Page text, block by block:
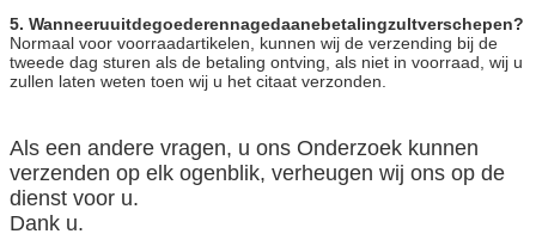
5. Wanneeruuitdegoederennagedaanebetalingzultverschepen?
Normaal voor voorraadartikelen, kunnen wij de verzending bij de
tweede dag sturen als de betaling ontving, als niet in voorraad, wij u
zullen laten weten toen wij u het citaat verzonden.
Als een andere vragen, u ons Onderzoek kunnen
verzenden op elk ogenblik, verheugen wij ons op de
dienst voor u.
Dank u.